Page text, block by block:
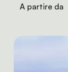
A partire da